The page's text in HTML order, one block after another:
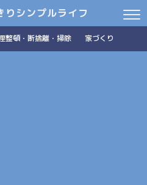
りシンプルライフ
整頓・断捨離・掃除 家づくり